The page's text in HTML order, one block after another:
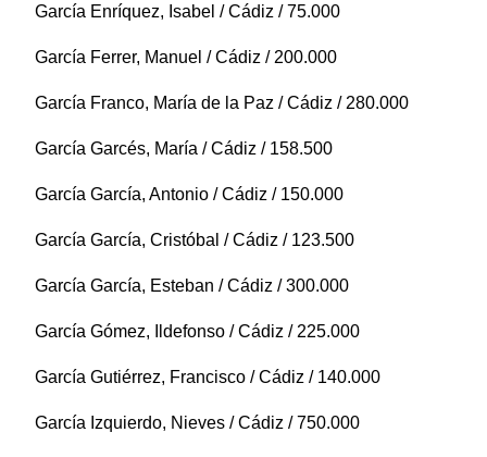
García Enríquez, Isabel / Cádiz / 75.000
García Ferrer, Manuel / Cádiz / 200.000
García Franco, María de la Paz / Cádiz / 280.000
García Garcés, María / Cádiz / 158.500
García García, Antonio / Cádiz / 150.000
García García, Cristóbal / Cádiz / 123.500
García García, Esteban / Cádiz / 300.000
García Gómez, Ildefonso / Cádiz / 225.000
García Gutiérrez, Francisco / Cádiz / 140.000
García Izquierdo, Nieves / Cádiz / 750.000